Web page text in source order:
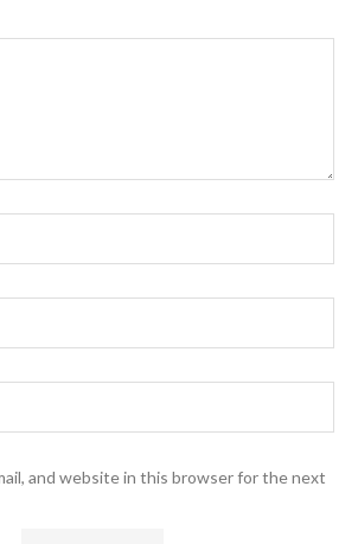
and website in this browser for the next